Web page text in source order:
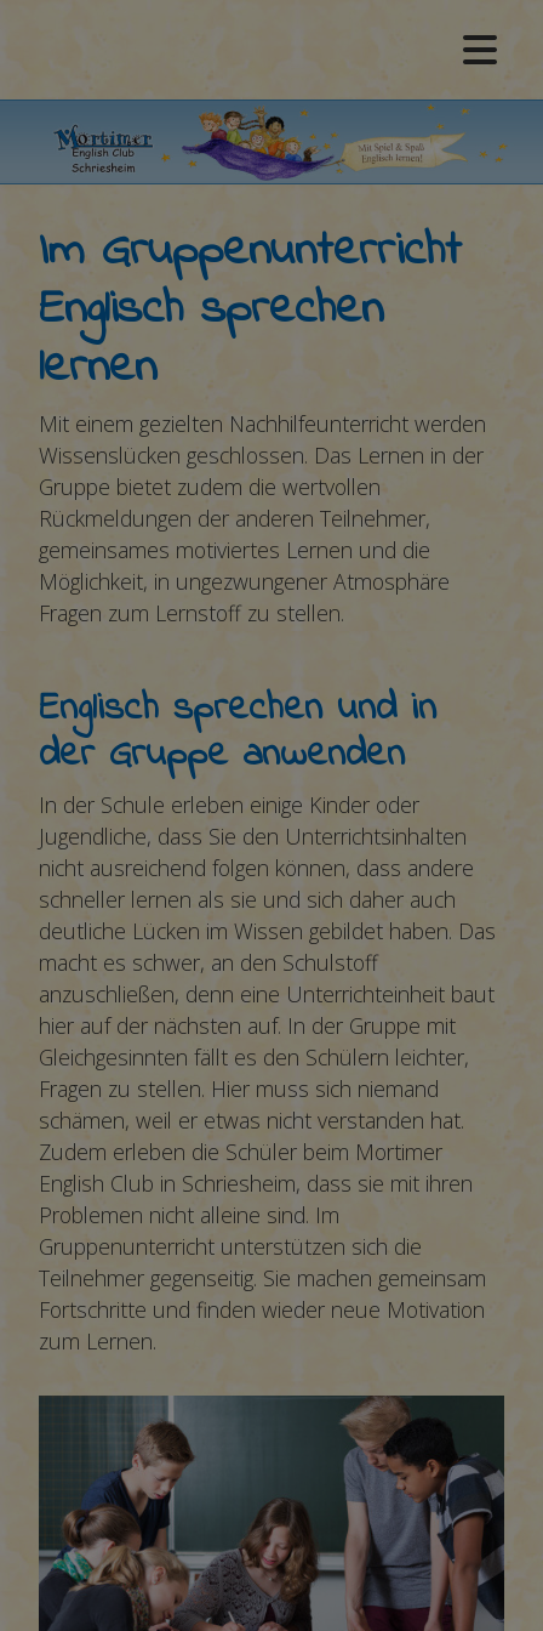
Im Gruppenunterricht
Englisch sprechen
lernen
Mit einem gezielten Nachhilfeunterricht werden
Wissenslücken geschlossen. Das Lernen in der
Gruppe bietet zudem die wertvollen
Rückmeldungen der anderen Teilnehmer,
gemeinsames motiviertes Lernen und die
Möglichkeit, in ungezwungener Atmosphäre
Fragen zum Lernstoff zu stellen.
Englisch sprechen und in
der Gruppe anwenden
In der Schule erleben einige Kinder oder
Jugendliche, dass Sie den Unterrichtsinhalten
nicht ausreichend folgen können, dass andere
schneller lernen als sie und sich daher auch
deutliche Lücken im Wissen gebildet haben. Das
macht es schwer, an den Schulstoff
anzuschließen, denn eine Unterrichteinheit baut
hier auf der nächsten auf. In der Gruppe mit
Gleichgesinnten fällt es den Schülern leichter,
Fragen zu stellen. Hier muss sich niemand
schämen, weil er etwas nicht verstanden hat.
Zudem erleben die Schüler beim Mortimer
English Club in Schriesheim, dass sie mit ihren
Problemen nicht alleine sind. Im
Gruppenunterricht unterstützen sich die
Teilnehmer gegenseitig. Sie machen gemeinsam
Fortschritte und finden wieder neue Motivation
zum Lernen.